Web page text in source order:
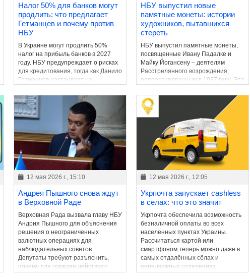
Налог 50% для банков могут
продлить: что предлагает
Гетманцев и почему против
НБУ
В Украине могут продлить 50%
налог на прибыль банков в 2027
году. НБУ предупреждает о рисках
для кредитования, тогда как Данило
Гетманцев настаивает на
бюджета.
НБУ выпустил новые
памятные монеты: истории
художников, пытавшихся
стереть
НБУ выпустил памятные монеты,
посвященные Ивану Падалке и
Майку Йогансену – деятелям
Расстрелянного возрождения,
репрессированным в 1937 году. Это
возвращающей в украинское
пространство имена уничтоженной
интеллигенции.
12 мая 2026 г., 15:10
Андрея Пышного снова ждут
в Верховной Раде
Верховная Рада вызвала главу НБУ
Андрия Пышного для объяснения
решения о неограниченных
валютных операциях для
наблюдательных советов.
Депутаты требуют разъяснить,
почему для граждан действуют
ограничения, а для отдельных
12 мая 2026 г., 12:05
Укрпочта запускает cashless
в селах: что это значит
Укрпочта обеспечила возможность
безналичной оплаты во всех
населённых пунктах Украины.
Рассчитаться картой или
смартфоном теперь можно даже в
самых отдалённых сёлах и
передвижных отделениях.